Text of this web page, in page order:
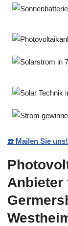
☎️ Mailen Sie uns!
Anbieter